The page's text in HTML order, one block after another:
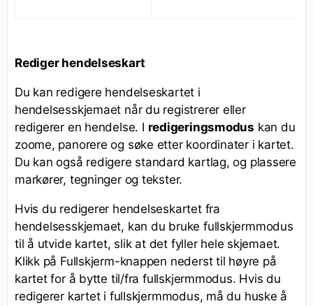
Rediger hendelseskart
Du kan redigere hendelseskartet i
hendelsesskjemaet når du registrerer eller
redigerer en hendelse. I redigeringsmodus kan du
zoome, panorere og søke etter koordinater i kartet.
Du kan også redigere standard kartlag, og plassere
markører, tegninger og tekster.
Hvis du redigerer hendelseskartet fra
hendelsesskjemaet, kan du bruke fullskjermmodus
til å utvide kartet, slik at det fyller hele skjemaet.
Klikk på Fullskjerm-knappen nederst til høyre på
kartet for å bytte til/fra fullskjermmodus. Hvis du
redigerer kartet i fullskjermmodus, må du huske å